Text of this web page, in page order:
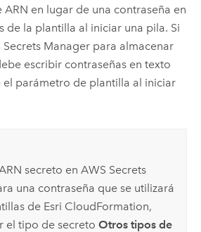
ARN en lugar de una contraseña en
de la plantilla al iniciar una pila. Si
Secrets Manager para almacenar
escribir contraseñas en texto
el parámetro de plantilla al iniciar
secreto en AWS Secrets
una contraseña que se utilizará
de Esri CloudFormation,
el tipo de secreto Otros tipos de